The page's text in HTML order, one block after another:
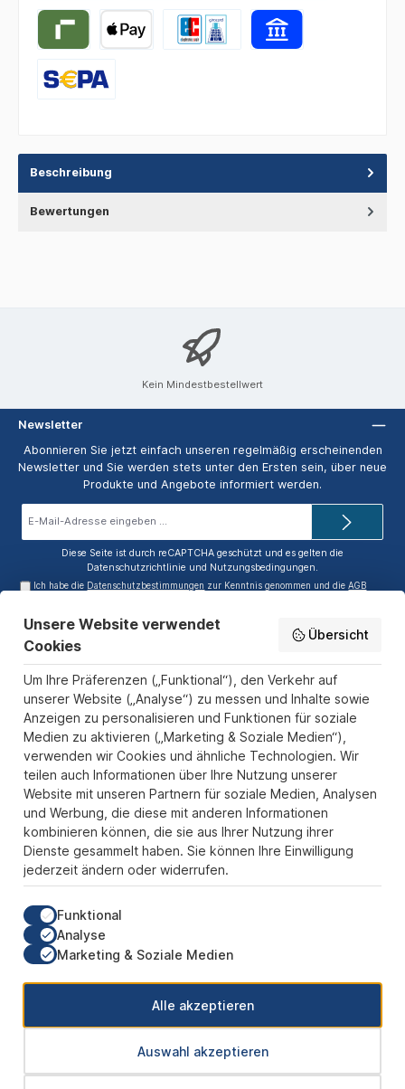
Beschreibung
Bewertungen
Kein Mindestbestellwert
Newsletter
Abonnieren Sie jetzt einfach unseren regelmäßig erscheinenden
Newsletter und Sie werden stets unter den Ersten sein, über neue
Produkte und Angebote informiert werden.
Diese Seite ist durch reCAPTCHA geschützt und es gelten die
Datenschutzrichtlinie und Nutzungsbedingungen.
Ich habe die Datenschutzbestimmungen zur Kenntnis genommen und dieAGB
Service-Hotline
Informationen
Zahlungs- und Versandarten
Sicher Einkaufen
Über uns
Der Pokal & Vereinsbedarf Onlineshop PokalExpress in Marl ist
Ihr Spezialist für Pokale, Medaillen und Trophäen aus Glas und
Resin, mit einem Fokus auf Säulenpokalen. Unser herausragender
Kundenservice zeichnet sich durch Schnelligkeit und
Zuverlässigkeit aus, um jedem Anlass gerecht zu werden. Wir
verstehen die Bedeutung jedes besonderen Moments und bieten
Erwartungen übertrifft. Ob online oder in unserem Showroom, bei
PokalExpress erwartet Sie Qualität, die begeistert, und ein
Unsere Communities
Unsere Website verwendet
Cookies
Übersicht
Um Ihre Präferenzen („Funktional“), den Verkehr auf
unserer Website („Analyse“) zu messen und Inhalte sowie
Anzeigen zu personalisieren und Funktionen für soziale
Medien zu aktivieren („Marketing & Soziale Medien“),
verwenden wir Cookies und ähnliche Technologien. Wir
teilen auch Informationen über Ihre Nutzung unserer
Website mit unseren Partnern für soziale Medien, Analysen
und Werbung, die diese mit anderen Informationen
kombinieren können, die sie aus Ihrer Nutzung ihrer
Dienste gesammelt haben. Sie können Ihre Einwilligung
jederzeit ändern oder widerrufen.
Funktional
Analyse
Marketing & Soziale Medien
Auswahl akzeptieren
Alle akzeptieren